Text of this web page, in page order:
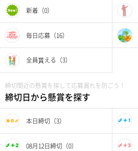
新着（0）
毎日応募（16）
全員貰える（3）
締切間近の懸賞を探して応募漏れを防ごう！
締切日から懸賞を探す
本日締切（3）
08月12日締切（0）